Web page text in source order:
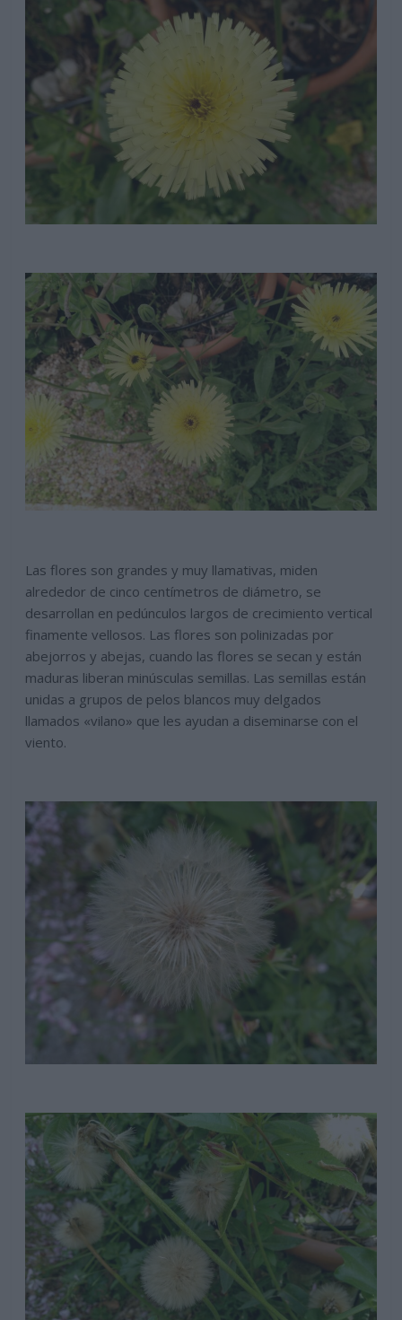
Las flores son grandes y muy llamativas, miden
alrededor de cinco centímetros de diámetro, se
desarrollan en pedúnculos largos de crecimiento vertical
finamente vellosos. Las flores son polinizadas por
abejorros y abejas, cuando las flores se secan y están
maduras liberan minúsculas semillas. Las semillas están
unidas a grupos de pelos blancos muy delgados
llamados «vilano» que les ayudan a diseminarse con el
viento.